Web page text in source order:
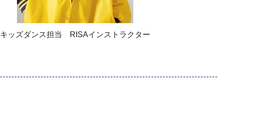
キッズダンス担当 RISAインストラクター